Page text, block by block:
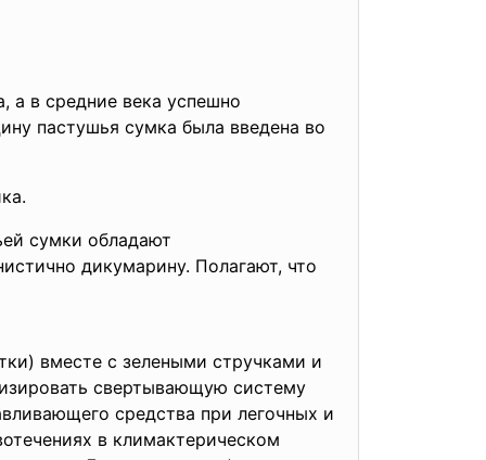
а в средние века успешно
пастушья сумка была введена во
сумки обладают
дикумарину. Полагают, что
вместе с зелеными стручками и
свертывающую систему
средства при легочных и
в климактерическом